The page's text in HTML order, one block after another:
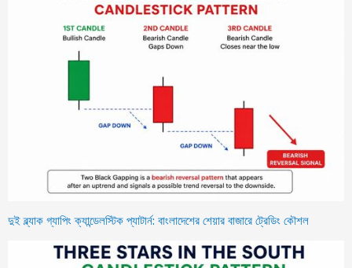
দুই ব্ল্যাক গ্যাপিং ক্যান্ডেলস্টিক প্যাটার্ন: বাংলাদেশের শেয়ার বাজারে ট্রেডিং কৌশল